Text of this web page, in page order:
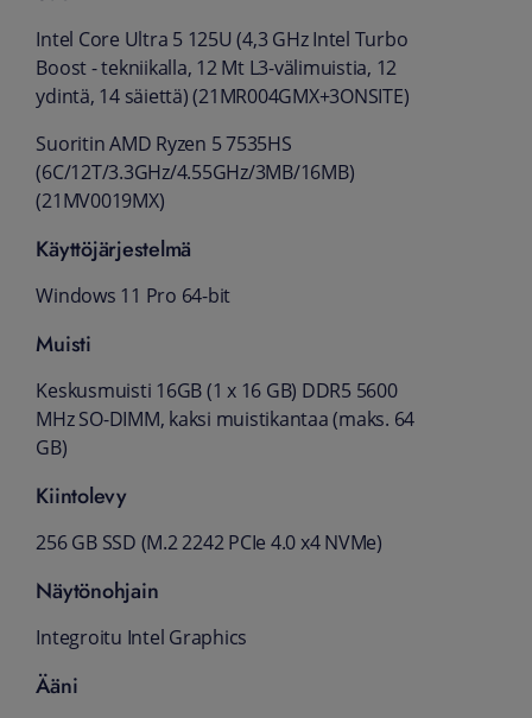
Intel Core Ultra 5 125U (4,3 GHz Intel Turbo
Boost - tekniikalla, 12 Mt L3-välimuistia, 12
ydintä, 14 säiettä) (21MR004GMX+3ONSITE)
Suoritin AMD Ryzen 5 7535HS
(6C/12T/3.3GHz/4.55GHz/3MB/16MB)
(21MV0019MX)
Käyttöjärjestelmä
Windows 11 Pro 64-bit
Muisti
Keskusmuisti 16GB (1 x 16 GB) DDR5 5600
MHz SO-DIMM, kaksi muistikantaa (maks. 64
GB)
Kiintolevy
256 GB SSD (M.2 2242 PCIe 4.0 x4 NVMe)
Näytönohjain
Integroitu Intel Graphics
Ääni